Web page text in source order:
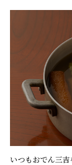
いつもおでん三